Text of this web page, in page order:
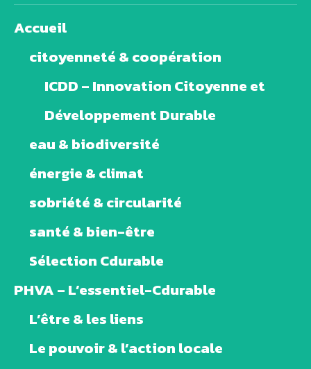
Accueil
citoyenneté & coopération
ICDD – Innovation Citoyenne et
Développement Durable
eau & biodiversité
énergie & climat
sobriété & circularité
santé & bien-être
Sélection Cdurable
PHVA – L’essentiel-Cdurable
L’être & les liens
Le pouvoir & l’action locale